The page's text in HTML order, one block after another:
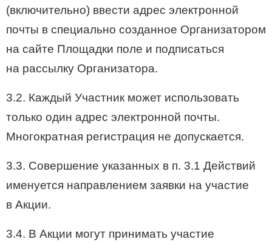
(включительно) ввести адрес электронной
почты в специально созданное Организатором
на сайте Площадки поле и подписаться
на рассылку Организатора.
3.2. Каждый Участник может использовать
только один адрес электронной почты.
Многократная регистрация не допускается.
3.3. Совершение указанных в п. 3.1 Действий
именуется направлением заявки на участие
в Акции.
3.4. В Акции могут принимать участие